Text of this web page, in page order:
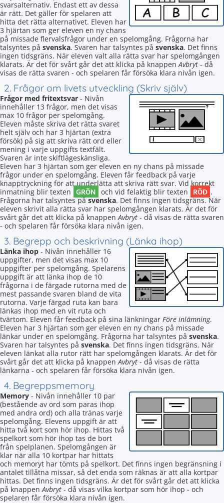
svarsalternativ. Endast ett av dessa
är rätt. Det gäller för spelaren att
hitta det rätta alternativet. Eleven har
3 hjärtan som ger eleven en ny chans
på missade flervalsfrågor under en spelomgång. Frågorna har
talsyntes på svenska. Svaren har talsyntes på svenska. Det finns
ingen tidsgräns. När eleven valt alla rätta svar har spelomgången
klarats. Är det för svårt går det att klicka på knappenAvbryt - då
visas de rätta svaren - och spelaren får försöka klara nivån igen.
2. Frågor om livets utveckling (Skriv själv)
Frågor med fritextsvar - Nivån
innehåller 13 frågor, men det visas
max 10 frågor per spelomgång.
Eleven måste skriva det rätta svaret
helt själv och har 3 hjärtan (extra
försök) på sig att skriva rätt ord eller
mening i varje uppgifts textfält.
Svaren är inte skiftlägeskänsliga.
Eleven har 3 hjärtan som ger eleven en ny chans på missade
frågor under en spelomgång. Eleven får feedback på varje
knapptryckning för att underlätta att skriva rätt svar. Vid korrekt
inmatning blir texten GRÖN och vid felaktig blir texten RÖD .
Frågorna har talsyntes påsvenska. Det finns ingen tidsgräns. När
eleven skrivit alla rätta svar har spelomgången klarats. Är det för
svårt går det att klicka på knappenAvbryt - då visas de rätta svaren
- och spelaren får försöka klara nivån igen.
3. Begrepp och beskrivning (Länka ihop)
Länka ihop - Nivån innehåller 16
uppgifter, men det visas max 10
uppgifter per spelomgång. Spelarens
uppgift är att länka ihop de 10
frågorna i de färgade rutorna med de
mest passande svaren bland de vita
rutorna. Varje färgad ruta kan bara
länkas ihop med en vit ruta och
tvärtom. Eleven får feedback på sina länkningar Före inlämning.
Eleven har 3 hjärtan som ger eleven en ny chans på missade
länkar under en spelomgång. Frågorna har talsyntes på svenska.
Svaren har talsyntes på svenska. Det finns ingen tidsgräns. När
eleven länkat alla rutor rätt har spelomgången klarats. Är det för
svårt går det att klicka på knappenAvbryt - då visas de rätta
länkarna - och spelaren får försöka klara nivån igen.
4. Begreppsmemory
Memory - Nivån innehåller 10 par
(bestående av ord som paras ihop
med andra ord) och alla tränas varje
spelomgång. Elevens uppgift är att
hitta två kort som hör ihop. Hittas två
spelkort som hör ihop tas de bort
från spelplanen. Spelomgången är
klar när alla 10 kortpar har hittats
och memoryt har tömts på spelkort. Det finns ingen begränsning i
antalet tillåtna missar, så det enda som räknas är att alla kortpar
hittas. Det finns ingen tidsgräns. Är det för svårt går det att klicka
på knappenAvbryt - då visas vilka kortpar som hör ihop - och
spelaren får försöka klara nivån igen.